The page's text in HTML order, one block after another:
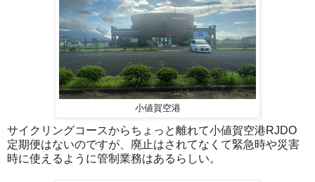
小値賀空港
サイクリングコースからちょっと離れて小値賀空港RJDO
定期便はないのですが、廃止はされてなくて緊急時や災害
時に使えるように管制業務はあるらしい。